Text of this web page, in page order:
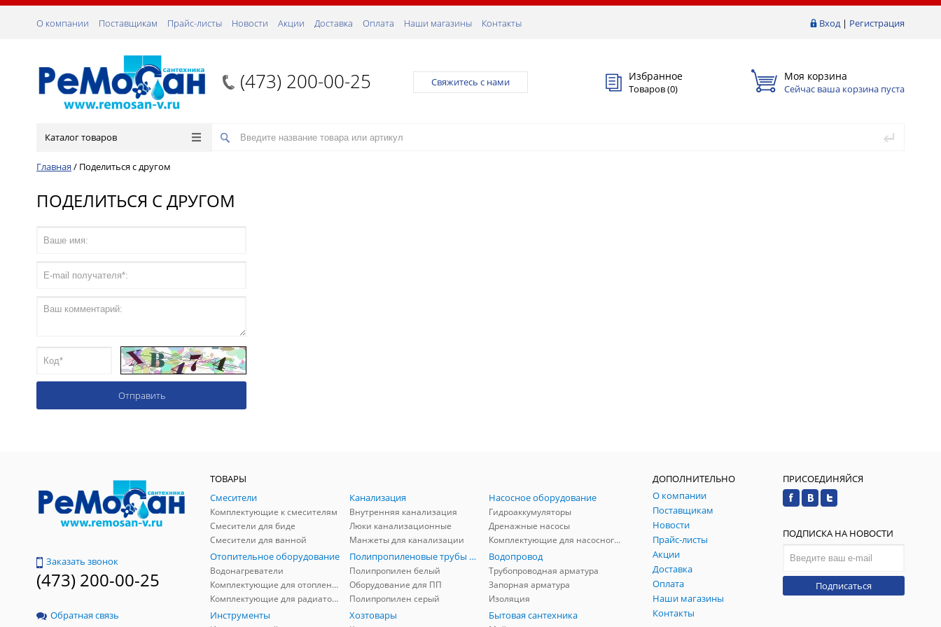
Вход| Регистрация
О компании Поставщикам Прайс-листы Новости Акции Доставка Оплата Наши магазины Контакты
(473) 200-00-25 Свяжитесь с нами Избранное
Товаров (0)
Моя корзина
Сейчас ваша корзина пуста
Каталог товаров
Главная / Поделиться с другом
ПОДЕЛИТЬСЯ С ДРУГОМ
Заказать звонок
(473) 200-00-25
Обратная связь
ТОВАРЫ
Смесители
Комплектующие к смесителям
Смесители для биде
Смесители для ванной
Канализация
Внутренняя канализация
Люки канализационные
Манжеты для канализации
Насосное оборудование
Гидроаккумуляторы
Дренажные насосы
Комплектующие для насосного оборудования
Отопительное оборудование
Водонагреватели
Комплектующие для отопления
Комплектующие для радиаторов
Полипропиленовые трубы и фитинги
Полипропилен белый
Оборудование для ПП
Полипропилен серый
Водопровод
Трубопроводная арматура
Запорная арматура
Изоляция
Инструменты Хозтовары Бытовая сантехника
ДОПОЛНИТЕЛЬНО
О компании
Поставщикам
Новости
Прайс-листы
Акции
Доставка
Оплата
Наши магазины
Контакты
ПРИСОЕДИНЯЙСЯ
ПОДПИСКА НА НОВОСТИ
Подписаться